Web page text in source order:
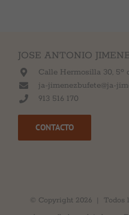
JOSE ANTONIO
Calle Hermosilla 30, 5º
ja-jimenezbufete@ja-
913 516 170
CONTACTO
© Copyright 2026 | Todos